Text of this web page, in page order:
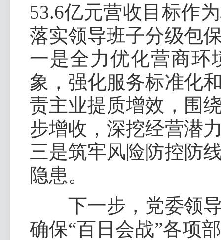
53.6亿元营收目标作
落实领导班子分级包
一是全力优化营商环
象，强化服务标准化
责主业提质增效，围
步增收，深挖经营潜
三是筑牢风险防控防
隐患。
下一步，党委领导
确保“百日会战”各项